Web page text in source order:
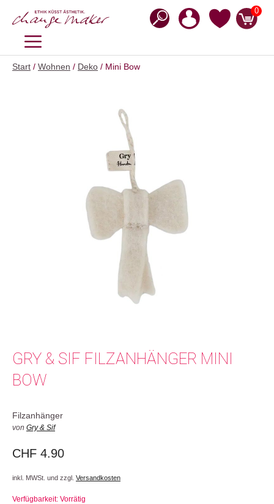
Inhalt
0
MENÜ
Start / Wohnen / Deko / Mini Bow
GRY & SIF FILZANHÄNGER MINI
BOW
Filzanhänger
von Gry & Sif
CHF 4.90
inkl. MWSt. und zzgl. Versandkosten
Verfügbarkeit: Vorrätig